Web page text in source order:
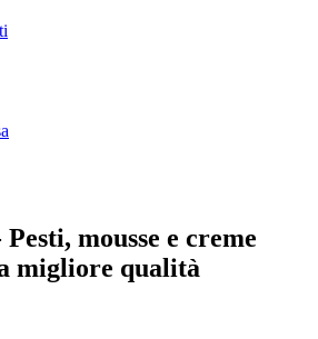
mousse e creme
migliore qualità